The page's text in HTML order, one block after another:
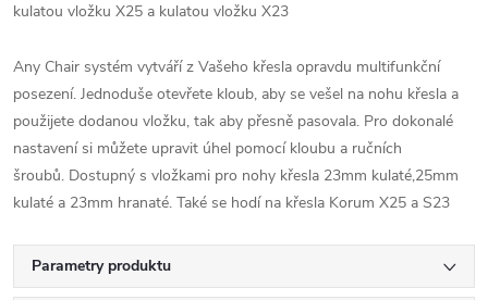
kulatou vložku X25 a kulatou vložku X23
Any Chair systém vytváří z Vašeho křesla opravdu multifunkční
posezení. Jednoduše otevřete kloub, aby se vešel na nohu křesla a
použijete dodanou vložku, tak aby přesně pasovala. Pro dokonalé
nastavení si můžete upravit úhel pomocí kloubu a ručních
šroubů. Dostupný s vložkami pro nohy křesla 23mm kulaté,25mm
kulaté a 23mm hranaté. Také se hodí na křesla Korum X25 a S23
Parametry produktu